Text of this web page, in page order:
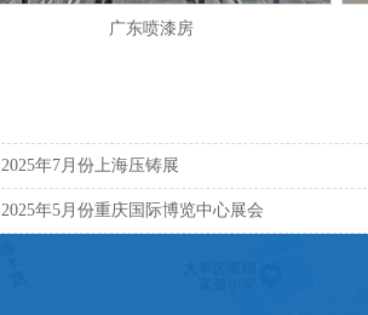
广东喷漆房
2025年7月份上海压铸展
2025年5月份重庆国际博览中心展会